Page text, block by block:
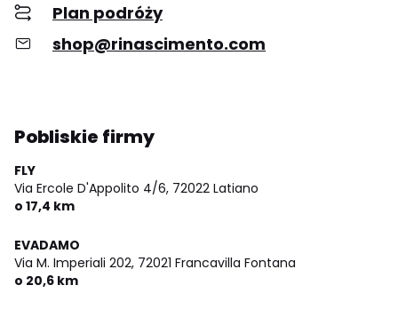
Plan podróży
shop@rinascimento.com
Pobliskie firmy
FLY
Via Ercole D'Appolito 4/6, 72022 Latiano
o 17,4 km
EVADAMO
Via M. Imperiali 202, 72021 Francavilla Fontana
o 20,6 km